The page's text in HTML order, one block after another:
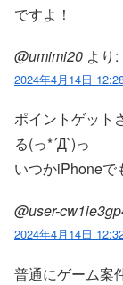
ですよ！
@umimi20 より:
2024年4月14日
ポイントゲット
る(っ*´Д`)っ
いつかiPhoneで
@user-
2024年4月14日
普通にゲーム案